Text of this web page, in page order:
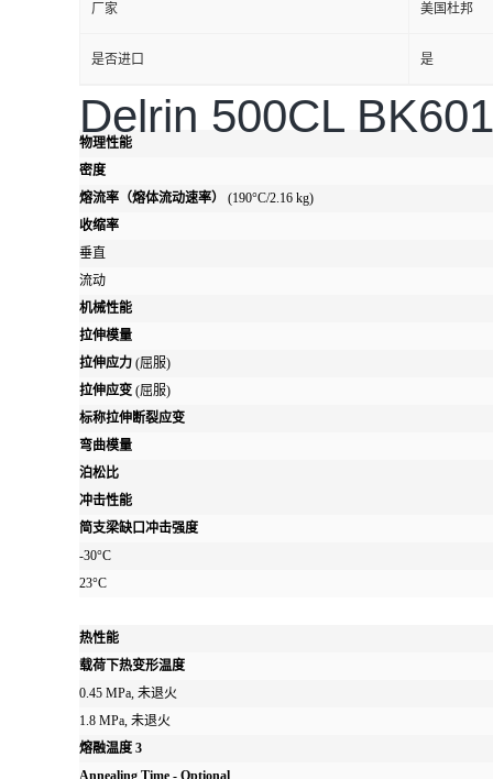
厂家 美国杜邦
是否进口 是
Delrin 500CL BK601
物理性能
密度
熔流率（熔体流动速率）
(190°C/2.16 kg)
收缩率
垂直
流动
机械性能
拉伸模量
拉伸应力 (屈服)
拉伸应变 (屈服)
标称拉伸断裂应变
弯曲模量
泊松比
冲击性能
简支梁缺口冲击强度
-30°C
23°C
热性能
载荷下热变形温度
0.45 MPa, 未退火
1.8 MPa, 未退火
熔融温度 3
Annealing Time - Optional